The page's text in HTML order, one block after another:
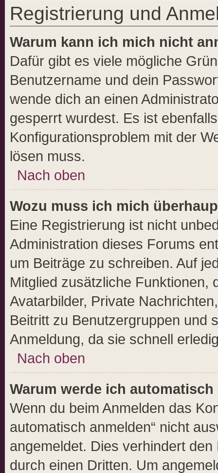
Registrierung und
Warum kann ich mich nicht
Dafür gibt es viele mögliche
Benutzername und dein
wende dich an einen
gesperrt wurdest. Es ist
Konfigurationsproblem mit der
lösen muss.
Nach oben
Wozu muss ich mich
Eine Registrierung ist nicht
Administration dieses Forums
um Beiträge zu schreiben. Auf
Mitglied zusätzliche Funktionen,
Avatarbilder, Private
Beitritt zu Benutzergruppen und
Anmeldung, da sie schnell
Nach oben
Warum werde ich
Wenn du beim Anmelden das
automatisch anmelden“ nicht
angemeldet. Dies verhindert
durch einen Dritten. Um